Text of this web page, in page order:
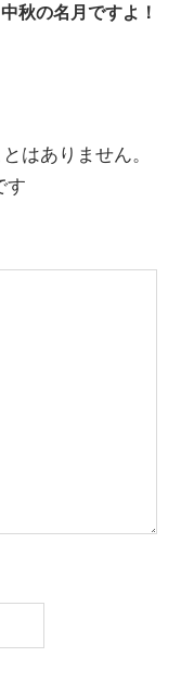
中秋の名月ですよ！
はありません。
す